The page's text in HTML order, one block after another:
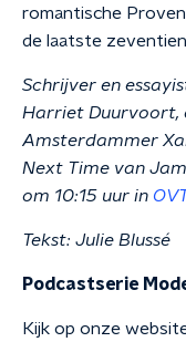
romantische
de laatste
Schrijver en
Harriet Duurvoort,
Amsterdammer
Next Time van
om 10:15 uur in
Tekst: Julie Blussé
Podcastserie
Kijk op onze